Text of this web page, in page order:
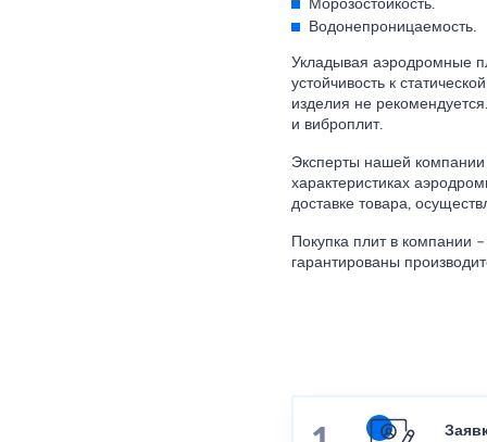
Морозостойкость.
Водонепроницаемость.
Укладывая аэродромные
устойчивость к
изделия не
и виброплит.
Эксперты нашей компании
характеристиках
доставке товара,
Покупка плит в компании
гарантированы